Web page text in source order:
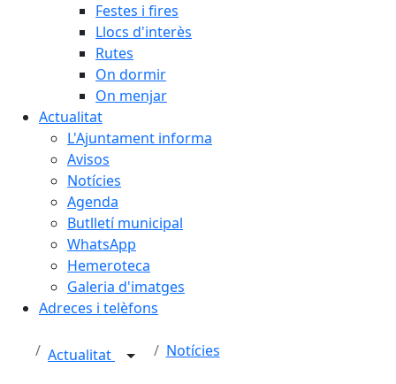
Festes i fires
Llocs d'interès
Rutes
On dormir
On menjar
Actualitat
L'Ajuntament informa
Avisos
Notícies
Agenda
Butlletí municipal
WhatsApp
Hemeroteca
Galeria d'imatges
Adreces i telèfons
Actualitat Notícies